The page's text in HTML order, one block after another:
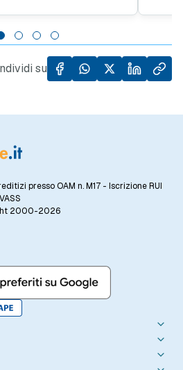
il tasso fisso copre il
di mutuo.
2023.
del
su
presso OAM n. M17 - Iscrizione RUI
2000-2026